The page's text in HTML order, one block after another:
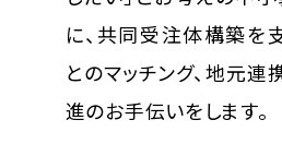
に、共同受注体構築を
とのマッチング、地元連
進のお手伝いをします。